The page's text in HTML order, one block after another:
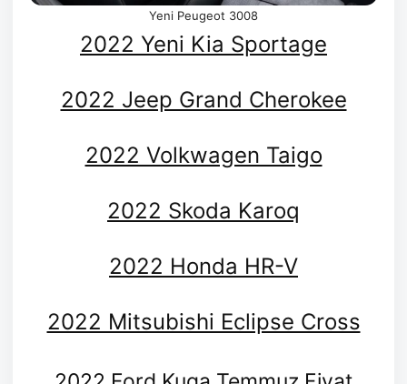
Yeni Peugeot 3008
2022 Yeni Kia Sportage
2022 Jeep Grand Cherokee
2022 Volkwagen Taigo
2022 Skoda Karoq
2022 Honda HR-V
2022 Mitsubishi Eclipse Cross